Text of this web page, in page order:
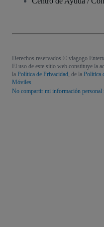
Derechos reservados © viagogo
El uso de este sitio web constituye la
la Política de Privacidad, de la Política
Móviles
No compartir mi información personal